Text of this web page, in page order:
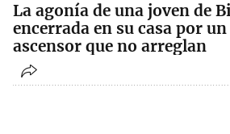
La agonía de una joven de
encerrada en su casa por un
ascensor que no arreglan